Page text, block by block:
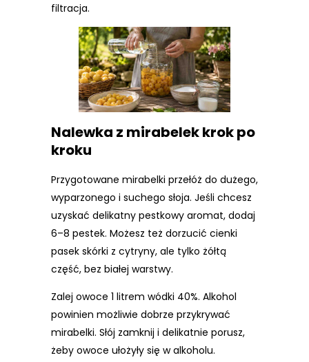
filtracja.
Nalewka z mirabelek krok po
kroku
Przygotowane mirabelki przełóż do dużego,
wyparzonego i suchego słoja. Jeśli chcesz
uzyskać delikatny pestkowy aromat, dodaj
6–8 pestek. Możesz też dorzucić cienki
pasek skórki z cytryny, ale tylko żółtą
część, bez białej warstwy.
Zalej owoce 1 litrem wódki 40%. Alkohol
powinien możliwie dobrze przykrywać
mirabelki. Słój zamknij i delikatnie porusz,
żeby owoce ułożyły się w alkoholu.